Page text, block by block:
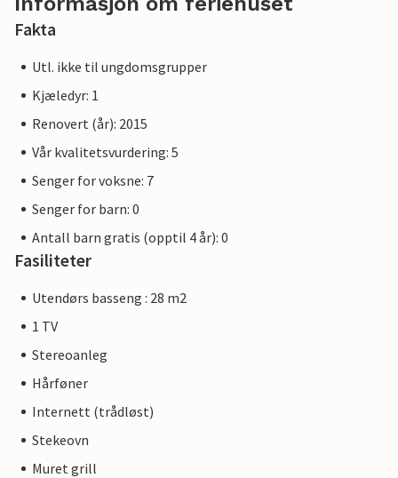
Fakta
Utl. ikke til ungdomsgrupper
Kjæledyr: 1
Renovert (år): 2015
Vår kvalitetsvurdering: 5
Senger for voksne: 7
Senger for barn: 0
Antall barn gratis (opptil 4 år): 0
Fasiliteter
Utendørs basseng : 28 m2
1 TV
Stereoanleg
Hårføner
Internett (trådløst)
Stekeovn
Muret grill